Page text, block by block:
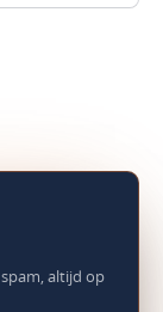
altijd op